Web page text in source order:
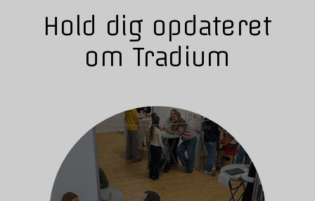
Hold dig opdateret
om Tradium